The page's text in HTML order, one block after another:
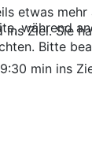
etwas
Ziel. Sie
min ins
während
Bitte